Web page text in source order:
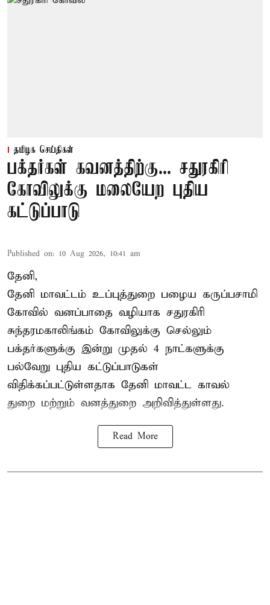
தமிழக செய்திகள்
பக்தர்கள் கவனத்திற்கு... சதுரகிரி
கோவிலுக்கு மலையேற புதிய
கட்டுப்பாடு
Published on: 10 Aug 2026, 10:41 am
தேனி,
தேனி மாவட்டம் உப்புத்துறை பழைய கருப்பசாமி
கோவில் வனப்பாதை வழியாக சதுரகிரி
சுந்தரமகாலிங்கம் கோவிலுக்கு செல்லும்
பக்தர்களுக்கு இன்று முதல் 4 நாட்களுக்கு
பல்வேறு புதிய கட்டுப்பாடுகள்
விதிக்கப்பட்டுள்ளதாக தேனி மாவட்ட காவல்
துறை மற்றும் வனத்துறை அறிவித்துள்ளது.
Read More